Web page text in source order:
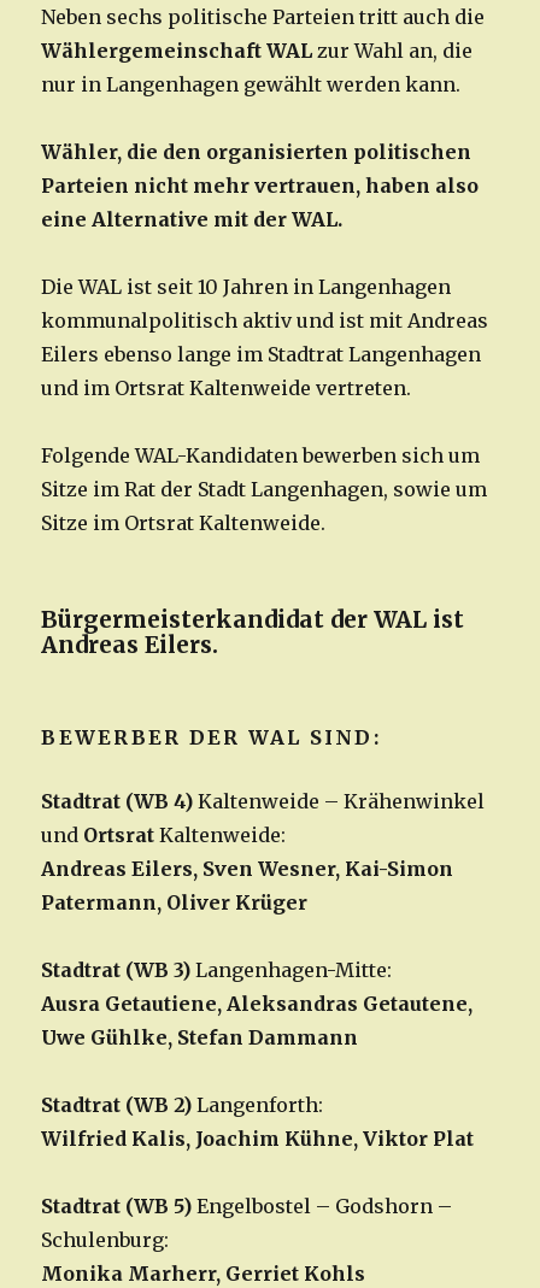
Neben sechs politische Parteien tritt auch die
Wählergemeinschaft WAL zur Wahl an, die
nur in Langenhagen gewählt werden kann.
Wähler, die den organisierten politischen
Parteien nicht mehr vertrauen, haben also
eine Alternative mit der WAL.
Die WAL ist seit 10 Jahren in Langenhagen
kommunalpolitisch aktiv und ist mit Andreas
Eilers ebenso lange im Stadtrat Langenhagen
und im Ortsrat Kaltenweide vertreten.
Folgende WAL-Kandidaten bewerben sich um
Sitze im Rat der Stadt Langenhagen, sowie um
Sitze im Ortsrat Kaltenweide.
Bürgermeisterkandidat der WAL ist
Andreas Eilers.
BEWERBER DER WAL SIND:
Stadtrat (WB 4) Kaltenweide – Krähenwinkel
und Ortsrat Kaltenweide:
Andreas Eilers, Sven Wesner, Kai-Simon
Patermann, Oliver Krüger
Stadtrat (WB 3) Langenhagen-Mitte:
Ausra Getautiene, Aleksandras Getautene,
Uwe Gühlke, Stefan Dammann
Stadtrat (WB 2) Langenforth:
Wilfried Kalis, Joachim Kühne, Viktor Plat
Stadtrat (WB 5)Engelbostel – Godshorn –
Schulenburg:
Monika Marherr, Gerriet Kohls